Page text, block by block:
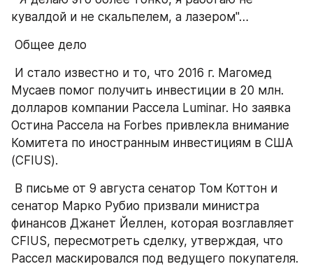
кувалдой и не скальпелем, а лазером"…
Общее дело
Мусаев помог получить инвестиции в 20 млн.
долларов компании Рассела Luminar. Но заявка
Остина Рассела на Forbes привлекла внимание
Комитета по иностранным инвестициям в США
(CFIUS).
сенатор Марко Рубио призвали министра
финансов Джанет Йеллен, которая возглавляет
CFIUS, пересмотреть сделку, утверждая, что
Рассел маскировался под ведущего покупателя.